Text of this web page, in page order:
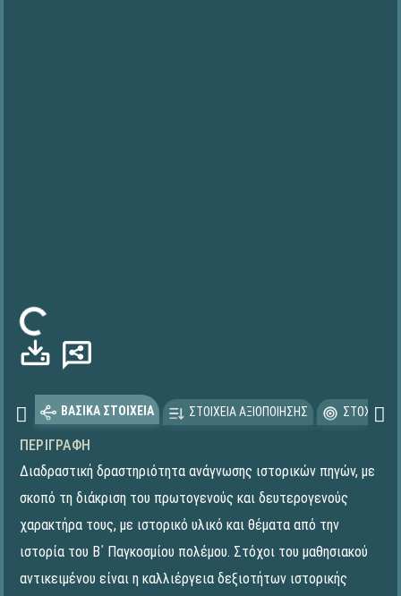
ΒΑΣΙΚΑ ΣΤΟΙΧΕΙΑ ΣΤΟΙΧΕΙΑ ΑΞΙΟΠΟΙΗΣΗΣ
ΠΕΡΙΓΡΑΦΉ
Διαδραστική δραστηριότητα ανάγνωσης ιστορικών πηγών, με
σκοπό τη διάκριση του πρωτογενούς και δευτερογενούς
χαρακτήρα τους, με ιστορικό υλικό και θέματα από την
ιστορία του Β΄ Παγκοσμίου πολέμου. Στόχοι του μαθησιακού
αντικειμένου είναι η καλλιέργεια δεξιοτήτων ιστορικής